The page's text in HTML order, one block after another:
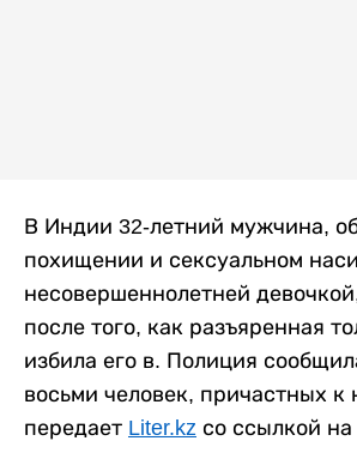
В Индии 32-летний мужчина,
похищении и сексуальном
несовершеннолетней
после того, как разъяренная
избила его в. Полиция
восьми человек, причастных к
передает Liter.kz со ссылкой на